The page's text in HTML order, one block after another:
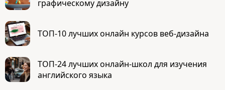
графическому дизайну
ТОП-10 лучших онлайн курсов веб-дизайна
ТОП-24 лучших онлайн-школ для изучения
английского языка